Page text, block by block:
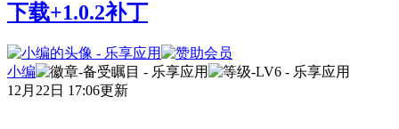
下载+1.0.2补丁
小编
12月22日 17:06更新